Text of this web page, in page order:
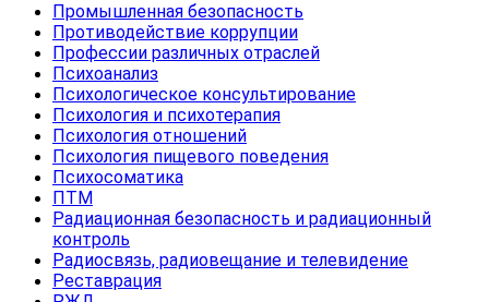
Промышленная безопасность
Противодействие коррупции
Профессии различных отраслей
Психоанализ
Психологическое консультирование
Психология и психотерапия
Психология отношений
Психология пищевого поведения
Психосоматика
ПТМ
Радиационная безопасность и радиационный
контроль
Радиосвязь, радиовещание и телевидение
Реставрация